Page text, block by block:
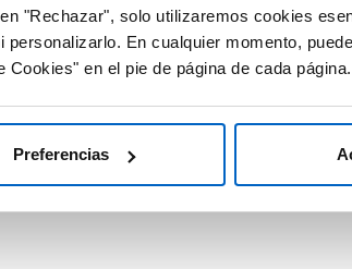
"Rechazar", solo utilizaremos cookies
En cualquier momento,
en el pie de página de cada página.
Preferencias
esofágico y gástrico, cáncer
el congreso debatirá sobre la
y abordará los retos que
en pacientes ancianos.